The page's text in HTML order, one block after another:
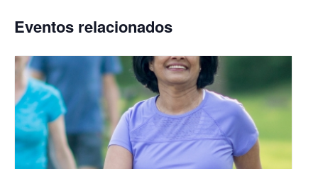
Eventos relacionados